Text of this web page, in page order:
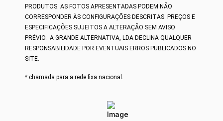
PRODUTOS. AS FOTOS APRESENTADAS PODEM NÃO
CORRESPONDER ÀS CONFIGURAÇÕES DESCRITAS. PREÇOS E
ESPECIFICAÇÕES SUJEITOS A ALTERAÇÃO SEM AVISO
PRÉVIO. A GRANDE ALTERNATIVA, LDA DECLINA QUALQUER
RESPONSABILIDADE POR EVENTUAIS ERROS PUBLICADOS NO
SITE.
* chamada para a rede fixa nacional.